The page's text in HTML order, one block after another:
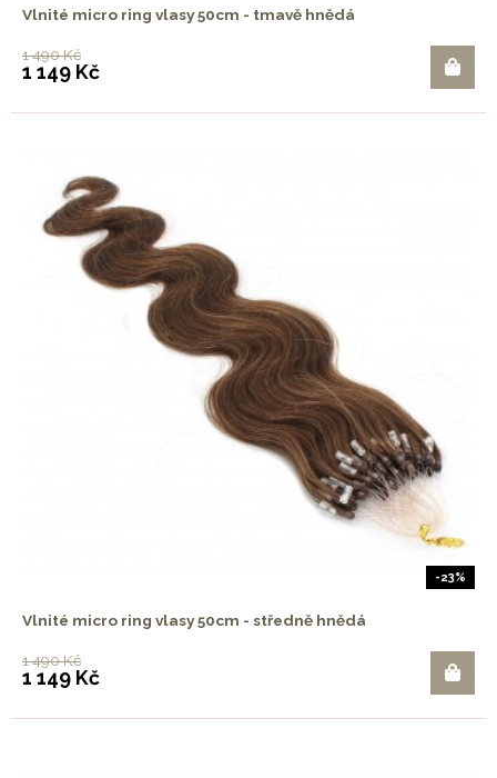
Vlnité micro ring vlasy 50cm - tmavě hnědá
1 490 Kč
1 149 Kč
-23%
Vlnité micro ring vlasy 50cm - středně hnědá
1 490 Kč
1 149 Kč